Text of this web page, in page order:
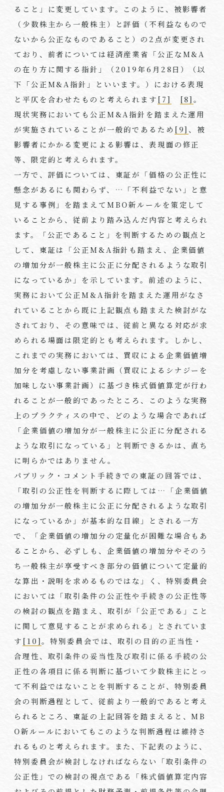
ること」に変更しています。このように、被影響者
（少数株主から一般株主）と評価（不利益なもので
ないから公正なものであること）の2点が変更され
ており、前者については経済産業省「公正なM&A
の在り方に関する指針」（2019年6月28日）（以
下「公正M&A指針」といいます。）における表現
と平仄を合わせたものと考えられます [7] [8]。
現状実務においても公正M&A指針を踏まえた運用
が実施されていることが一般的であるため [9]、被
影響者にかかる変更による影響は、表現面の修正
等、限定的と考えられます。
一方で、評価については、東証が「価格の公正性に
懸念があるにも関わらず、…「不利益でない」と意
見する事例」を踏まえてMBO新ルールを策定して
いることから、従前より踏み込んだ内容と考えられ
ます。「公正であること」を判断するための観点と
して、東証は「公正M&A指針も踏まえ、企業価値
の増加分が一般株主に公正に分配されるような取引
になっているか」を示しています。前述のように、
実務において公正M&A指針を踏まえた運用がなさ
れていることから既に上記観点も踏まえた検討がな
されており、その意味では、従前と異なる対応が求
められる場面は限定的とも考えられます。しかし、
これまでの実務においては、買収による企業価値増
加分を考慮しない事業計画（買収によるシナジーを
加味しない事業計画）に基づき株式価値算定が行わ
れることが一般的であったところ、このような実務
上のプラクティスの中で、どのような場合であれば
「企業価値の増加分が一般株主に公正に分配される
ような取引になっている」と判断できるかは、直ち
に明らかではありません。
パブリック・コメント手続きでの東証の回答では、
「取引の公正性を判断するに際しては…「企業価値
の増加分が一般株主に公正に分配されるような取引
になっているか」が基本的な目線」とされる一方
で、「企業価値の増加分の定量化が困難な場合もあ
ることから、必ずしも、企業価値の増加分やそのう
ち一般株主が享受すべき部分の価値について定量的
な算出・説明を求めるものではな」く、特別委員会
においては「取引条件の公正性や手続きの公正性等
の検討の観点を踏まえ、取引が「公正である」こと
に関して意見することが求められる」とされていま
す [10]。特別委員会では、取引の目的の正当性・
合理性、取引条件の妥当性及び取引に係る手続の公
正性の各項目に係る判断に基づいて少数株主にとっ
て不利益ではないことを判断することが、特別委員
会の判断過程として、従前より一般的であると考え
られるところ、東証の上記回答を踏まえると、MB
O新ルールにおいてもこのような判断過程は維持さ
れるものと考えられます。また、下記表のように、
特別委員会が検討しなければならない「取引条件の
公正性」での検討の視点である「株式価値算定内容